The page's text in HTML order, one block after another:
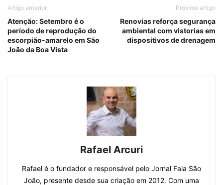
Artigo anterior
Atenção: Setembro é o
período de reprodução do
escorpião-amarelo em São
João da Boa Vista
Próximo artigo
Renovias reforça segurança
ambiental com vistorias em
dispositivos de drenagem
Rafael Arcuri
Rafael é o fundador e responsável pelo Jornal Fala São
João, presente desde sua criação em 2012. Com uma